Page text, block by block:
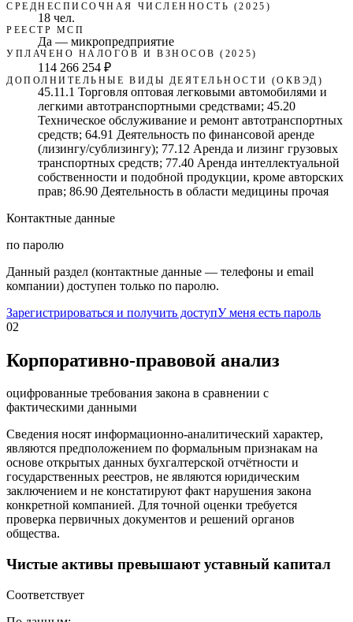
СРЕДНЕСПИСОЧНАЯ ЧИСЛЕННОСТЬ (2025)
18 чел.
РЕЕСТР МСП
Да — микропредприятие
УПЛАЧЕНО НАЛОГОВ И ВЗНОСОВ (2025)
114 266 254 ₽
ДОПОЛНИТЕЛЬНЫЕ ВИДЫ ДЕЯТЕЛЬНОСТИ (ОКВЭД)
45.11.1 Торговля оптовая легковыми автомобилями и
легкими автотранспортными средствами; 45.20
Техническое обслуживание и ремонт автотранспортных
средств; 64.91 Деятельность по финансовой аренде
(лизингу/сублизингу); 77.12 Аренда и лизинг грузовых
транспортных средств; 77.40 Аренда интеллектуальной
собственности и подобной продукции, кроме авторских
прав; 86.90 Деятельность в области медицины прочая
Контактные данные
по паролю
Данный раздел (контактные данные — телефоны и email
компании) доступен только по паролю.
Зарегистрироваться и получить доступУ меня есть пароль
02
Корпоративно-правовой анализ
оцифрованные требования закона в сравнении с
фактическими данными
Сведения носят информационно-аналитический характер,
являются предположением по формальным признакам на
основе открытых данных бухгалтерской отчётности и
государственных реестров, не являются юридическим
заключением и не констатируют факт нарушения закона
конкретной компанией. Для точной оценки требуется
проверка первичных документов и решений органов
общества.
Чистые активы превышают уставный капитал
Соответствует